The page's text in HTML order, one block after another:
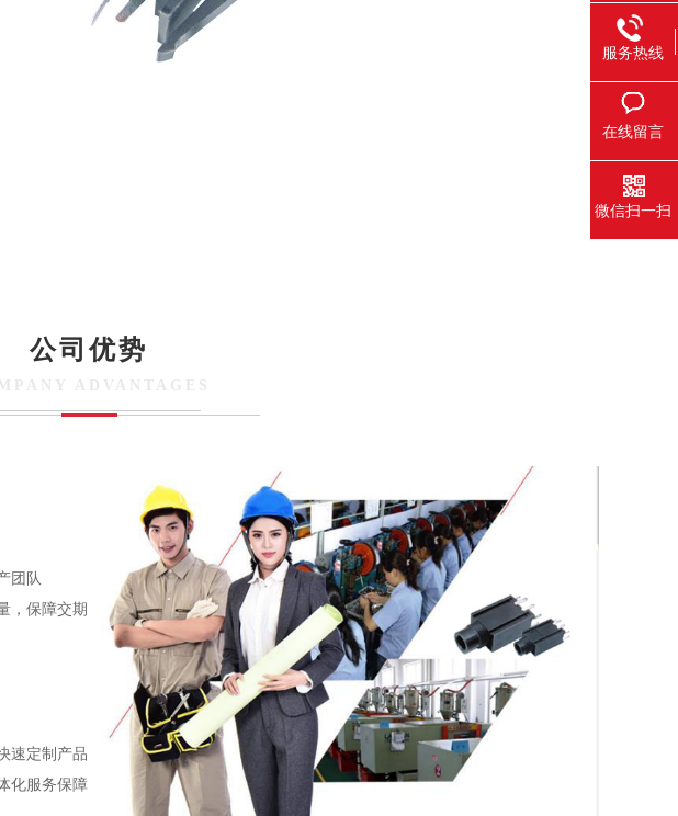
公司优势
团队
，保障交期
速定制产品
化服务保障
服务热线
在线留言
微信扫一扫